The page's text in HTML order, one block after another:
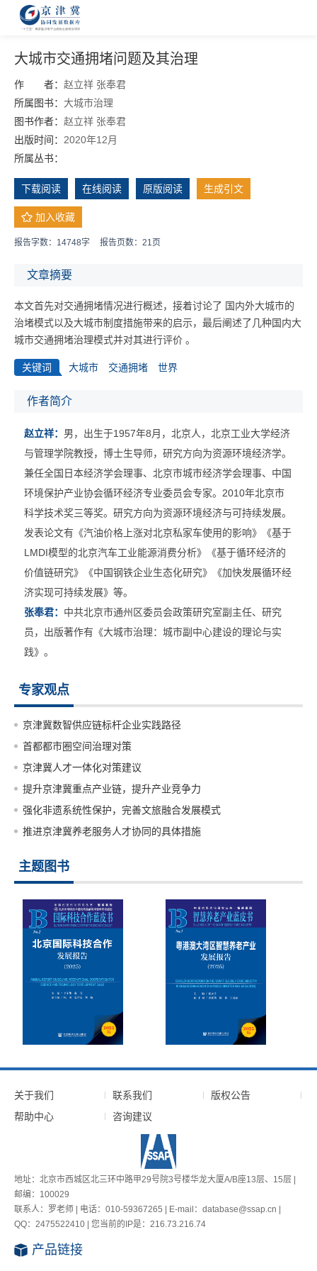
大城市交通拥堵问题及其治理
作 者： 赵立祥 张奉君
所属图书： 大城市治理
图书作者： 赵立祥 张奉君
出版时间： 2020年12月
所属丛书：
下载阅读 在线阅读 原版阅读 生成引文
加入收藏
报告字数：14748字 报告页数：21页
文章摘要
本文首先对交通拥堵情况进行概述，接着讨论了 国内外大城市的
治堵模式以及大城市制度措施带来的启示，最后阐述了几种国内大
城市交通拥堵治理模式并对其进行评价 。
关键词 大城市 交通拥堵 世界
作者简介
赵立祥： 男，出生于1957年8月，北京人，北京工业大学经济
与管理学院教授，博士生导师，研究方向为资源环境经济学。
兼任全国日本经济学会理事、北京市城市经济学会理事、中国
环境保护产业协会循环经济专业委员会专家。2010年北京市
科学技术奖三等奖。研究方向为资源环境经济与可持续发展。
发表论文有《汽油价格上涨对北京私家车使用的影响》《基于
LMDI模型的北京汽车工业能源消费分析》《基于循环经济的
价值链研究》《中国钢铁企业生态化研究》《加快发展循环经
济实现可持续发展》等。
张奉君： 中共北京市通州区委员会政策研究室副主任、研究
员，出版著作有《大城市治理：城市副中心建设的理论与实
践》。
专家观点
京津冀数智供应链标杆企业实践路径
首都都市圈空间治理对策
京津冀人才一体化对策建议
提升京津冀重点产业链，提升产业竞争力
强化非遗系统性保护，完善文旅融合发展模式
推进京津冀养老服务人才协同的具体措施
主题图书
关于我们 联系我们
版权公告
帮助中心
咨询建议
地址：北京市西城区北三环中路甲29号院3号楼华龙大厦A/B座13层、15层 |
邮编：100029
联系人：罗老师 | 电话：010-59367265 | E-mail：database@ssap.cn |
QQ：2475522410 | 您当前的IP是： 216.73.216.74
产品链接